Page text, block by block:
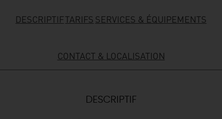
DEMAIN
CE WEEK-END
DESCRIPTIFTARIFS SERVICES & ÉQUIPEMENTS
CONTACT & LOCALISATION
DESCRIPTIF